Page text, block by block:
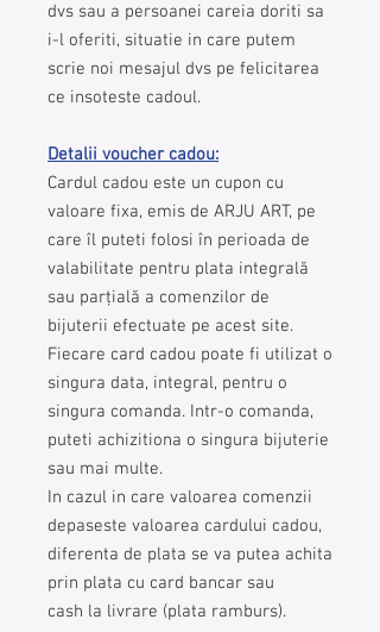
dvs sau a persoanei careia doriti sa
i-l oferiti, situatie in care putem
scrie noi mesajul dvs pe felicitarea
ce insoteste cadoul.
Detalii voucher cadou:
Cardul cadou este un cupon cu
valoare fixa, emis de ARJU ART, pe
care îl puteti folosi în perioada de
valabilitate pentru plata integrală
sau parțială a comenzilor de
bijuterii efectuate pe acest site.
Fiecare card cadou poate fi utilizat o
singura data, integral, pentru o
singura comanda. Intr-o comanda,
puteti achizitiona o singura bijuterie
sau mai multe.
In cazul in care valoarea comenzii
depaseste valoarea cardului cadou,
diferenta de plata se va putea achita
prin plata cu card bancar sau
cash la livrare (plata ramburs).